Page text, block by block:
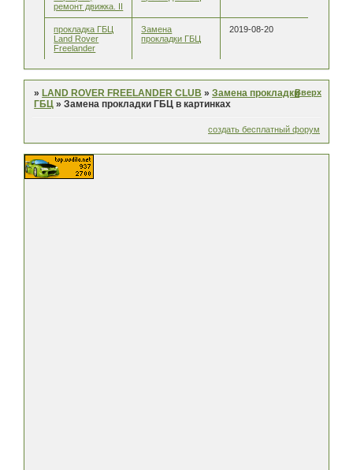
ремонт движка. II
прокладка ГБЦ
Land Rover
Freelander
Замена
прокладки ГБЦ
2019-08-20
» LAND ROVER FREELANDER CLUB »Замена прокладки
ГБЦ »Замена прокладки ГБЦ в картинках
Вверх
создать бесплатный форум